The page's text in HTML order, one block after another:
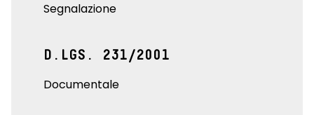
Segnalazione
D.LGS. 231/2001
Documentale